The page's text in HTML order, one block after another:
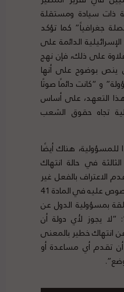
ذات سيادة ومستقلة
جغرافياً” كما تؤكد
الدائمة على
المحتلة عام 1967”. علاوة على ذلك، فإن نهج
ينص بوضوح على أنها
و “كانت دائمًا صوتًا
التعهد، على أساس
تجاه حقوق الشعب
للمسؤولية، هناك أيضًا
في حالة انتهاك
الاعتراف بالفعل غير
المشروع دوليًا، على النحو المنصوص عليه في المادة 41
بمسؤولية الدول عن
“لا يجوز لأي دولة أن
انتهاك خطير بالمعنى
المادة 40، ولا أن تقدم أي مساعدة أو